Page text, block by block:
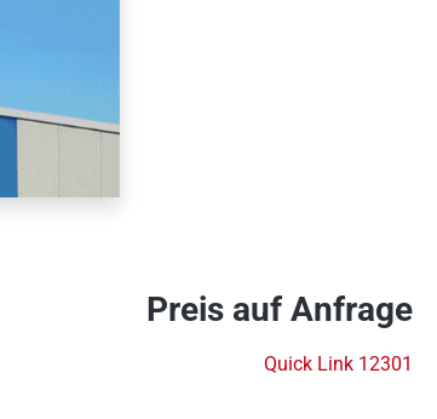
Preis auf Anfrage
Quick Link 12301